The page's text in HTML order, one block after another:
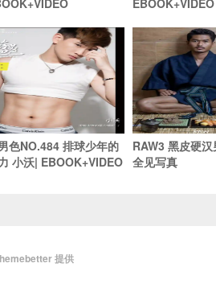
EBOOK+VIDEO
色NO.484 排球少年的
小沃| EBOOK+VIDEO
RAW3 黑皮硬
全见写真
提供